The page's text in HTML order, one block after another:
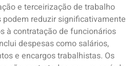
e terceirização de trabalho
reduzir significativamente
à contratação de funcionários
despesas como salários,
e encargos trabalhistas. Os